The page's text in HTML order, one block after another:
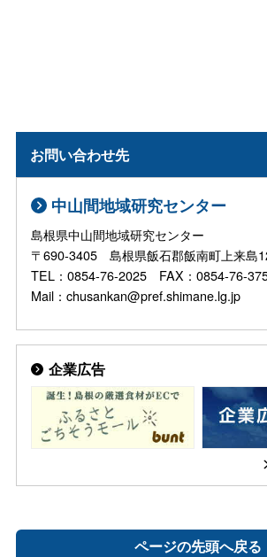
お問い合わせ先
中山間地域研究センター
島根県中山間地域研究センター
〒690-3405 島根県飯石郡飯南町上来島
TEL：0854-76-2025 FAX：0854-76-
Mail：chusankan@pref.shimane.lg.jp
企業広告
ページの先頭へ戻る